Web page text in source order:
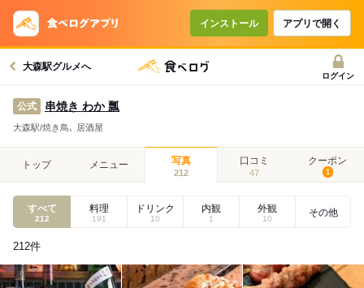
インストール アプリで開く
大森駅グルメへ
ログイン
公式 串焼き わか 瓢
大森駅/焼き鳥､ 居酒屋
トップ メニュー 写真
212
口コミ
47
クーポン
1
すべて
212
料理
191
ドリンク
10
内観
1
外観
10
その他
212件